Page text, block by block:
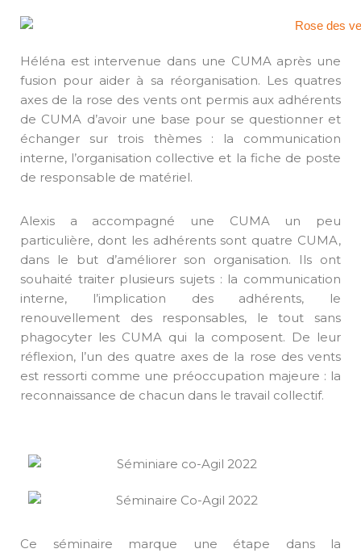
Héléna est intervenue dans une CUMA après une
fusion pour aider à sa réorganisation. Les quatres
axes de la rose des vents ont permis aux adhérents
de CUMA d’avoir une base pour se questionner et
échanger sur trois thèmes : la communication
interne, l’organisation collective et la fiche de poste
de responsable de matériel.
Alexis a accompagné une CUMA un peu
particulière, dont les adhérents sont quatre CUMA,
dans le but d’améliorer son organisation. Ils ont
souhaité traiter plusieurs sujets : la communication
interne, l’implication des adhérents, le
renouvellement des responsables, le tout sans
phagocyter les CUMA qui la composent. De leur
réflexion, l’un des quatre axes de la rose des vents
est ressorti comme une préoccupation majeure : la
reconnaissance de chacun dans le travail collectif.
Ce séminaire marque une étape dans la